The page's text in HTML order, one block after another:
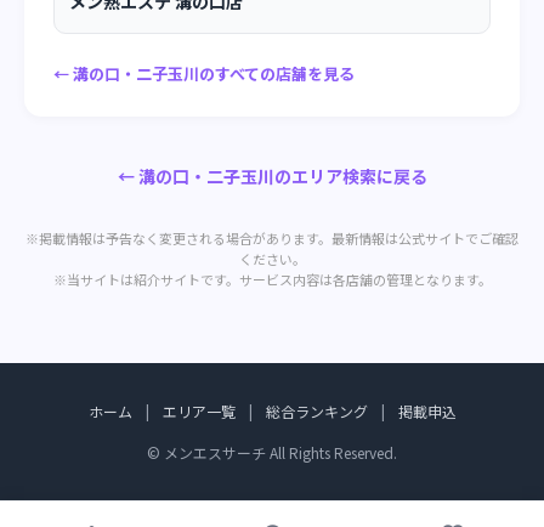
← 溝の口・二子玉川のすべての店舗を見る
← 溝の口・二子玉川のエリア検索に戻る
※掲載情報は予告なく変更される場合があります。最新情報は公式サイトでご確認
ください。
※当サイトは紹介サイトです。サービス内容は各店舗の管理となります。
ホーム | エリア一覧 | 総合ランキング |
掲載申込
© メンエスサーチ All Rights Reserved.